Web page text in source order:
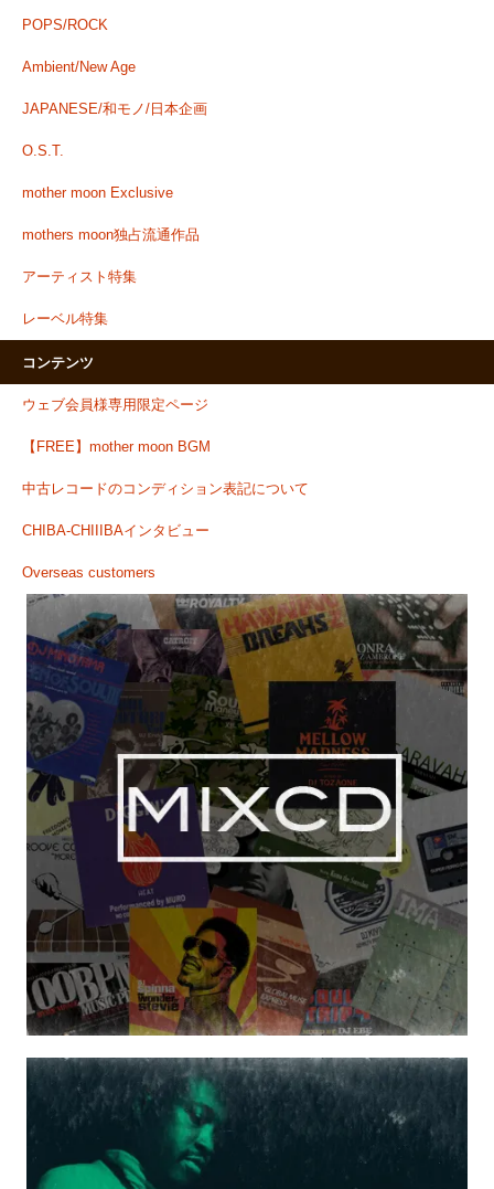
POPS/ROCK
Ambient/New Age
JAPANESE/和モノ/日本企画
O.S.T.
mother moon Exclusive
mothers moon独占流通作品
アーティスト特集
レーベル特集
コンテンツ
ウェブ会員様専用限定ページ
【FREE】mother moon BGM
中古レコードのコンディション表記について
CHIBA-CHIIIBAインタビュー
Overseas customers